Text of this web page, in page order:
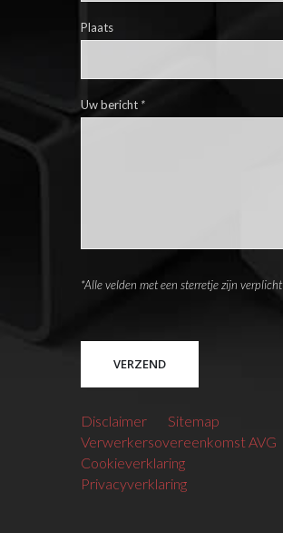
Plaats
Uw bericht *
*Alle velden met een sterretje zijn verplicht
Disclaimer
Sitemap
Verwerkersovereenkomst AVG
Cookieverklaring
Privacyverklaring